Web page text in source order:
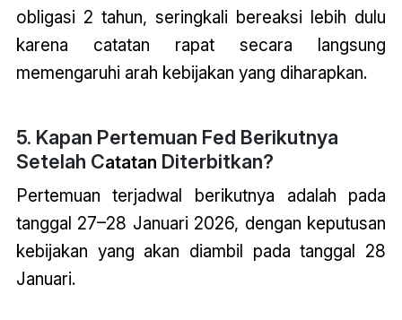
obligasi 2 tahun, seringkali bereaksi lebih dulu
karena catatan rapat secara langsung
memengaruhi arah kebijakan yang diharapkan.
5. Kapan Pertemuan Fed Berikutnya
Setelah Catatan Diterbitkan?
Pertemuan terjadwal berikutnya adalah pada
tanggal 27–28 Januari 2026, dengan keputusan
kebijakan yang akan diambil pada tanggal 28
Januari.